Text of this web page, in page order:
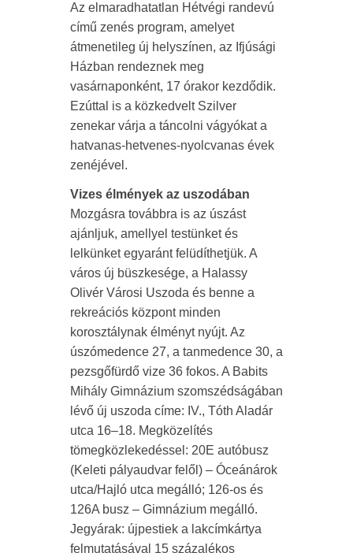
Az elmaradhatatlan Hétvégi randevú
című zenés program, amelyet
átmenetileg új helyszínen, az Ifjúsági
Házban rendeznek meg
vasárnaponként, 17 órakor kezdődik.
Ezúttal is a közkedvelt Szilver
zenekar várja a táncolni vágyókat a
hatvanas-hetvenes-nyolcvanas évek
zenéjével.
Vizes élmények az uszodában
Mozgásra továbbra is az úszást
ajánljuk, amellyel testünket és
lelkünket egyaránt felüdíthetjük. A
város új büszkesége, a Halassy
Olivér Városi Uszoda és benne a
rekreációs központ minden
korosztálynak élményt nyújt. Az
úszómedence 27, a tanmedence 30, a
pezsgőfürdő vize 36 fokos. A Babits
Mihály Gimnázium szomszédságában
lévő új uszoda címe: IV., Tóth Aladár
utca 16–18. Megközelítés
tömegközlekedéssel: 20E autóbusz
(Keleti pályaudvar felől) – Óceánárok
utca/Hajló utca megálló; 126-os és
126A busz – Gimnázium megálló.
Jegyárak: újpestiek a lakcímkártya
felmutatásával 15 százalékos